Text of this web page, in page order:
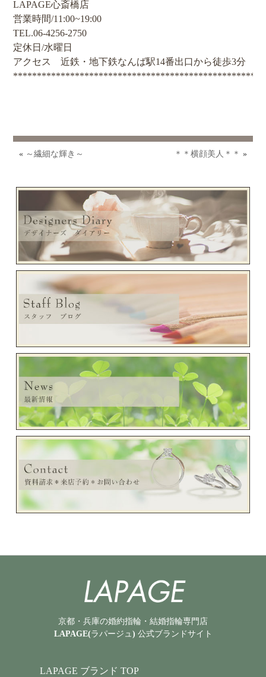
LAPAGE心斎橋店
営業時間/11:00~19:00
TEL.06-4256-2750
定休日/水曜日
アクセス 近鉄・地下鉄なんば駅14番出口から徒歩3分
*****************************************************
« ～繊細な輝き～ ＊＊横顔美人＊＊ »
京都・兵庫の婚約指輪・結婚指輪専門店
LAPAGE(ラパージュ) 公式ブランドサイト
LAPAGE ブランド TOP